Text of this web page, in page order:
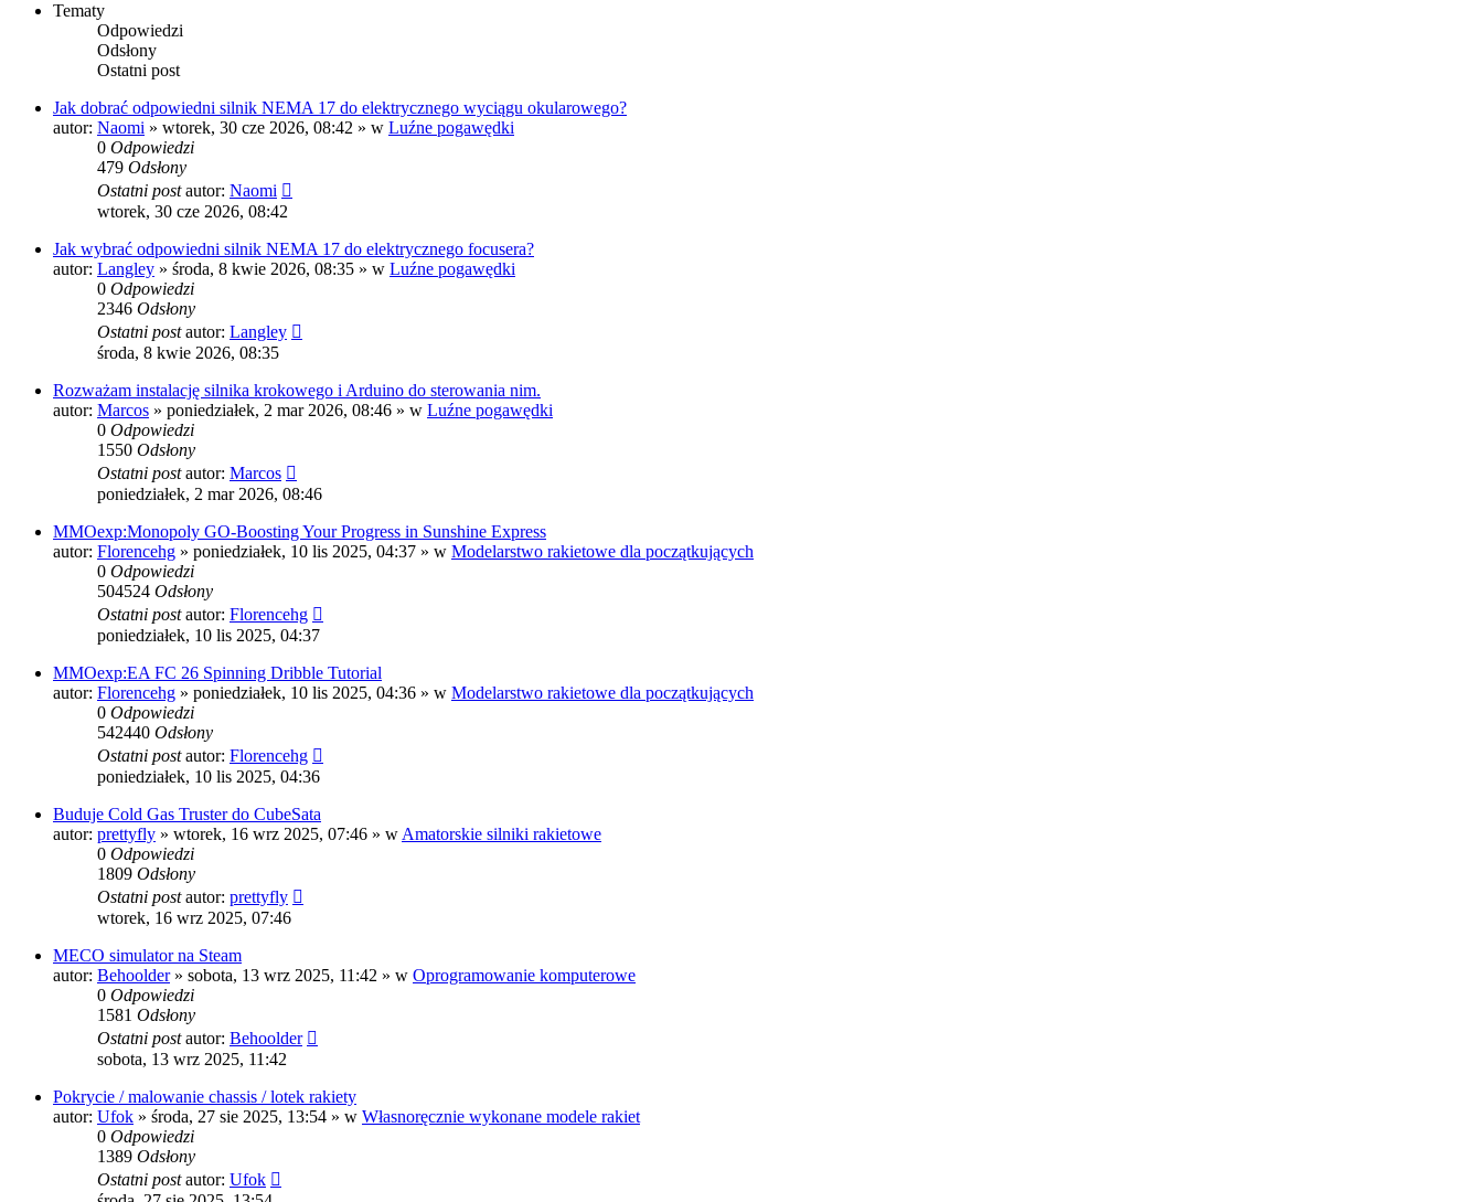
Tematy
Odpowiedzi
Odsłony
Ostatni post
Jak dobrać odpowiedni silnik NEMA 17 do elektrycznego wyciągu okularowego?
autor: Naomi » wtorek, 30 cze 2026, 08:42 » w Luźne pogawędki
0 Odpowiedzi
479 Odsłony
Ostatni postautor: Naomi
wtorek, 30 cze 2026, 08:42
Jak wybrać odpowiedni silnik NEMA 17 do elektrycznego focusera?
autor: Langley » środa, 8 kwie 2026, 08:35 » w Luźne pogawędki
0 Odpowiedzi
2346 Odsłony
Ostatni postautor: Langley
środa, 8 kwie 2026, 08:35
Rozważam instalację silnika krokowego i Arduino do sterowania nim.
autor: Marcos » poniedziałek, 2 mar 2026, 08:46 » w Luźne pogawędki
0 Odpowiedzi
1550 Odsłony
Ostatni postautor: Marcos
poniedziałek, 2 mar 2026, 08:46
MMOexp:Monopoly GO-Boosting Your Progress in Sunshine Express
autor: Florencehg » poniedziałek, 10 lis 2025, 04:37 » w Modelarstwo rakietowe dla początkujących
0 Odpowiedzi
504524 Odsłony
Ostatni postautor: Florencehg
poniedziałek, 10 lis 2025, 04:37
MMOexp:EA FC 26 Spinning Dribble Tutorial
autor: Florencehg » poniedziałek, 10 lis 2025, 04:36 » w Modelarstwo rakietowe dla początkujących
0 Odpowiedzi
542440 Odsłony
Ostatni postautor: Florencehg
poniedziałek, 10 lis 2025, 04:36
Buduje Cold Gas Truster do CubeSata
autor: prettyfly » wtorek, 16 wrz 2025, 07:46 » w Amatorskie silniki rakietowe
0 Odpowiedzi
1809 Odsłony
Ostatni postautor: prettyfly
wtorek, 16 wrz 2025, 07:46
MECO simulator na Steam
autor: Behoolder» sobota, 13 wrz 2025, 11:42 » w Oprogramowanie komputerowe
0 Odpowiedzi
1581 Odsłony
Ostatni postautor: Behoolder
sobota, 13 wrz 2025, 11:42
Pokrycie / malowanie chassis / lotek rakiety
autor: Ufok » środa, 27 sie 2025, 13:54 » w Własnoręcznie wykonane modele rakiet
0 Odpowiedzi
1389 Odsłony
Ostatni postautor: Ufok